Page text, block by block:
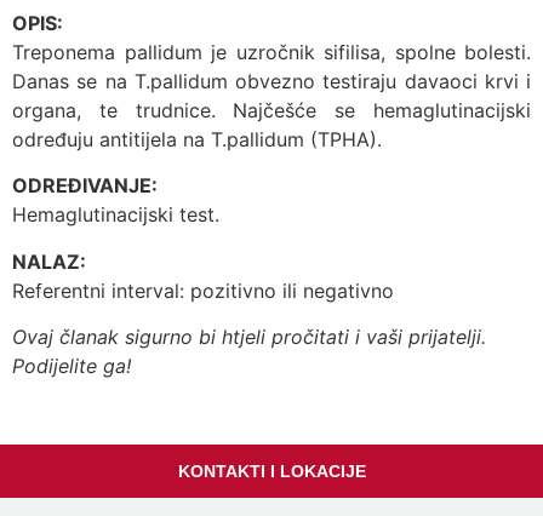
OPIS:
Treponema pallidum je uzročnik sifilisa, spolne bolesti.
Danas se na T.pallidum obvezno testiraju davaoci krvi i
organa, te trudnice. Najčešće se hemaglutinacijski
određuju antitijela na T.pallidum (TPHA).
ODREĐIVANJE:
Hemaglutinacijski test.
NALAZ:
Referentni interval: pozitivno ili negativno
Ovaj članak sigurno bi htjeli pročitati i vaši prijatelji.
Podijelite ga!
KONTAKTI I LOKACIJE